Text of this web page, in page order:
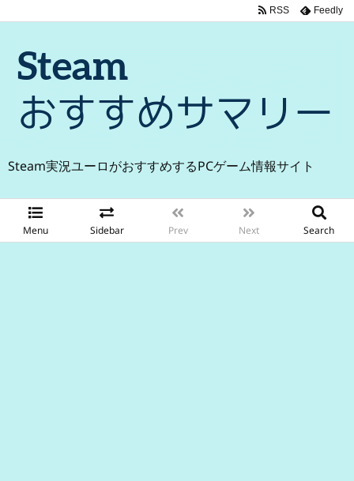
Steam実況ユーロがおすすめするPCゲーム情報サイト
Menu Sidebar Prev Next Search
RSS Feedly